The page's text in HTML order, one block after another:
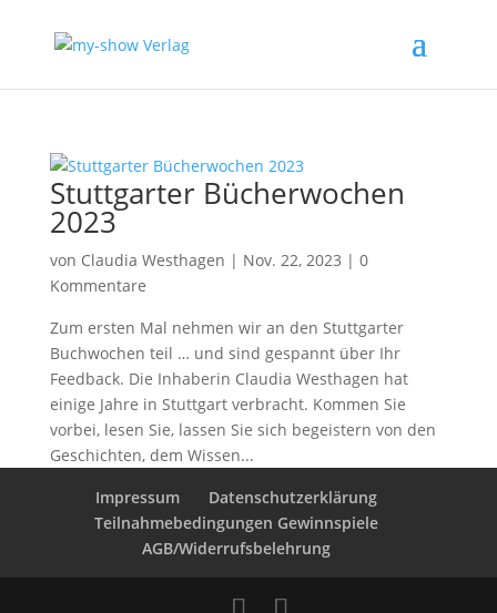
Stuttgarter Bücherwochen
2023
von Claudia Westhagen | Nov. 22, 2023 | 0
Kommentare
Zum ersten Mal nehmen wir an den Stuttgarter
Buchwochen teil … und sind gespannt über Ihr
Feedback. Die Inhaberin Claudia Westhagen hat
einige Jahre in Stuttgart verbracht. Kommen Sie
vorbei, lesen Sie, lassen Sie sich begeistern von den
Geschichten, dem Wissen...
Impressum
Datenschutzerklärung
Teilnahmebedingungen Gewinnspiele
AGB/Widerrufsbelehrung